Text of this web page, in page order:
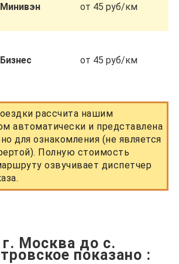
Минивэн от 45 руб/км
Бизнес от 45 руб/км
рассчита нашим
автоматически и представлена
для ознакомления (не является
Полную стоимость
озвучивает диспетчер
г. Москва до с.
показано :